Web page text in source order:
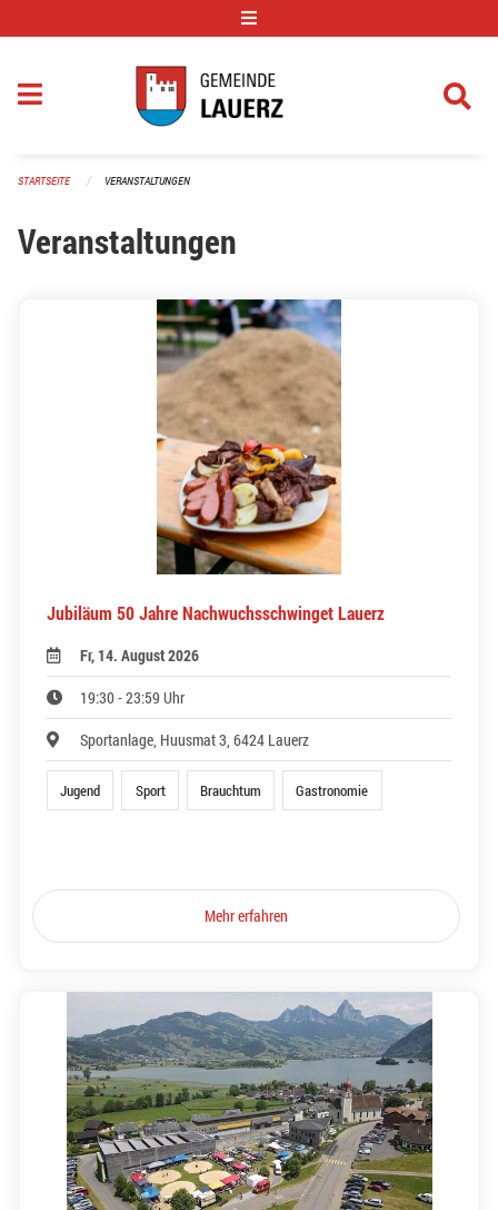
STARTSEITE VERANSTALTUNGEN
Veranstaltungen
Jubiläum 50 Jahre Nachwuchsschwinget Lauerz
Fr, 14. August 2026
19:30 - 23:59 Uhr
Sportanlage, Huusmat 3, 6424 Lauerz
Jugend Sport Brauchtum Gastronomie
Mehr erfahren